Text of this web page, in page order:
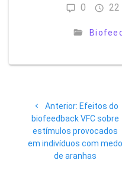
0 22
de
Post
Anterior: Post
anterior:
Efeitos do
biofeedback VFC sobre
estímulos provocados
em indivíduos com medo
de aranhas